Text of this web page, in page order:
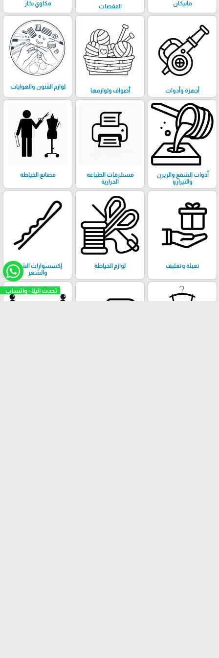
مانيكان المقصات مكاوي بخار
أجهزة وأدوات أصواف ولوازمها
لوازم الفنون والهوايات
أدوات الشمع والريزن
والتيرازو
مستلزمات الطباعة
الحرارية
مصانع الخياطة
تعبئة وتغليف لوازم الخياطة
إكسسوارات الشال
والشعر